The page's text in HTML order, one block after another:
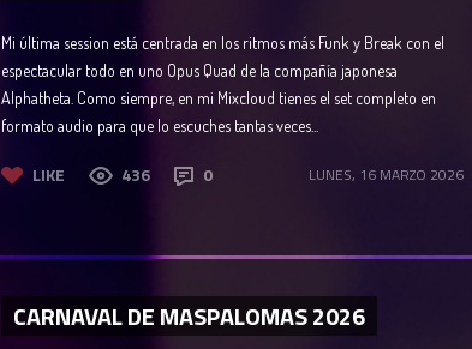
Mi última session está centrada en los ritmos más Funk y Break con el
espectacular todo en uno Opus Quad de la compañía japonesa
Alphatheta. Como siempre, en mi Mixcloud tienes el set completo en
formato audio para que lo escuches tantas veces...
LUNES, 16 MARZO 2026
LIKE 436 0
CARNAVAL DE MASPALOMAS 2026